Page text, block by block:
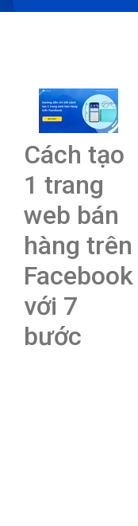
Cách tạo
1 trang
web bán
hàng trên
Facebook
với 7
bước